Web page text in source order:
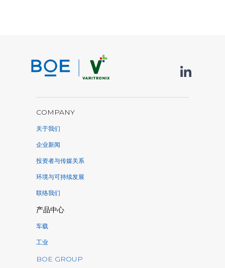
COMPANY
关于我们
企业新闻
投资者与传媒关系
环境与可持续发展
联络我们
产品中心
车载
工业
BOE GROUP